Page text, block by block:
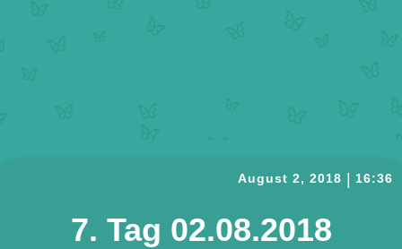
August 2, 2018 | 16:36
7. Tag 02.08.2018